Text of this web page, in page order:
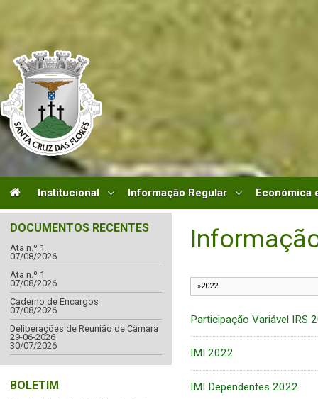
Institucional Informação Regular Económica
DOCUMENTOS RECENTES
Ata n.º 1
07/08/2026
Ata n.º 1
07/08/2026
Caderno de Encargos
07/08/2026
Deliberações de Reunião de Câmara
29-06-2026
30/07/2026
BOLETIM
Participação Variável IRS
IMI 2022
IMI Dependentes 2022